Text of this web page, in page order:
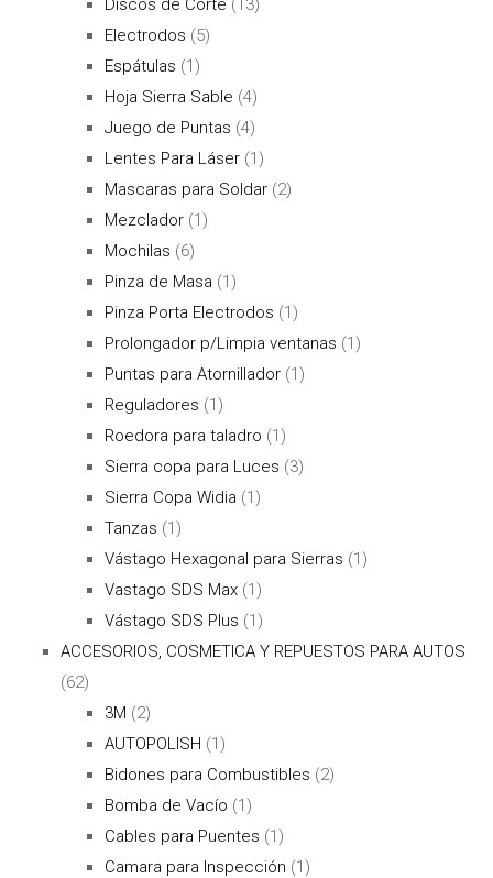
Discos de Corte (13)
Electrodos (5)
Espátulas (1)
Hoja Sierra Sable (4)
Juego de Puntas (4)
Lentes Para Láser (1)
Mascaras para Soldar (2)
Mezclador (1)
Mochilas (6)
Pinza de Masa (1)
Pinza Porta Electrodos (1)
Prolongador p/Limpia ventanas (1)
Puntas para Atornillador (1)
Reguladores (1)
Roedora para taladro (1)
Sierra copa para Luces (3)
Sierra Copa Widia (1)
Tanzas (1)
Vástago Hexagonal para Sierras (1)
Vastago SDS Max (1)
Vástago SDS Plus (1)
ACCESORIOS, COSMETICA Y REPUESTOS PARA AUTOS
(62)
3M (2)
AUTOPOLISH (1)
Bidones para Combustibles (2)
Bomba de Vacío (1)
Cables para Puentes (1)
Camara para Inspección (1)